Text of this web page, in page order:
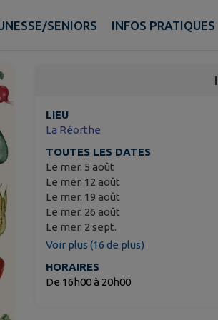
SENIORS INFOS PRATIQUES
La Réorthe
LIEU
La Réorthe
TOUTES LES DATES
Le mer. 5 août
Le mer. 12 août
Le mer. 19 août
Le mer. 26 août
Le mer. 2 sept.
Voir plus (16 de plus)
HORAIRES
De 16h00 à 20h00